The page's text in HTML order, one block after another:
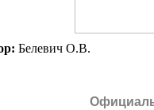
Белевич О.В.